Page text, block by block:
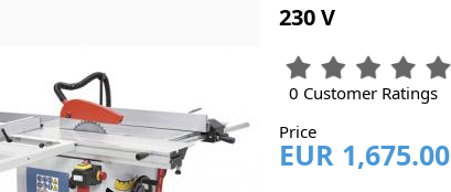
230 V
0 Customer Ratings
Price
EUR 1,675.00